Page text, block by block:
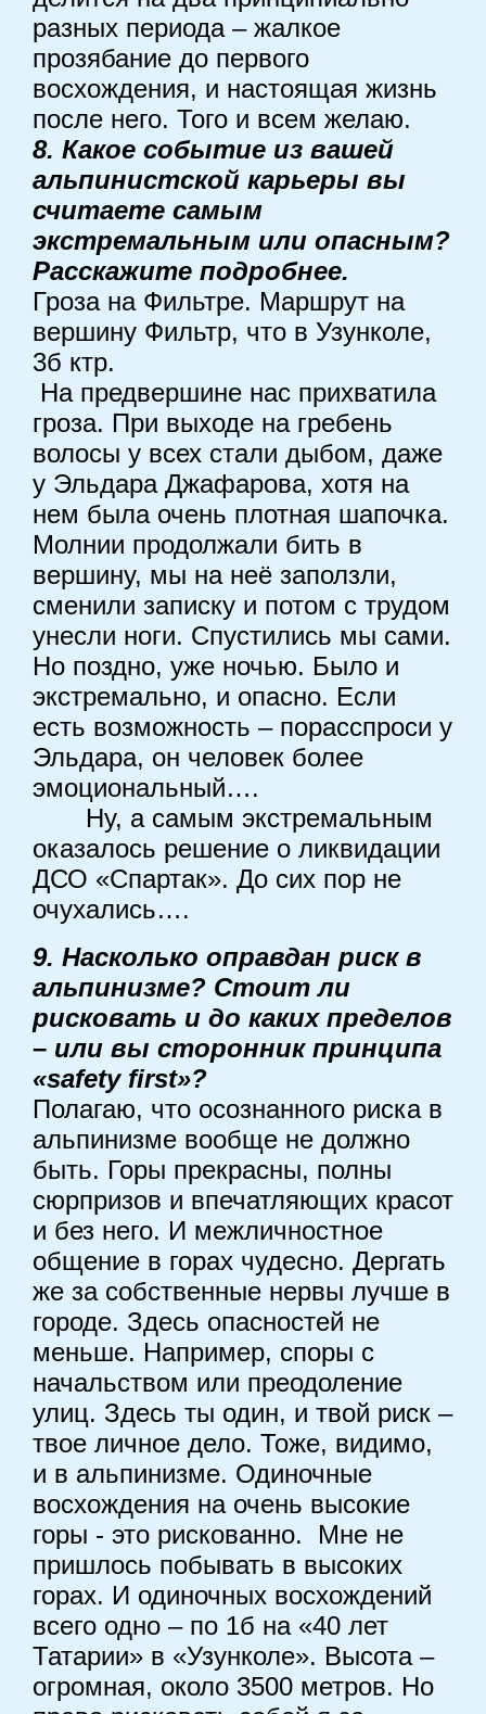
разных периода – жалкое
прозябание до первого
восхождения, и настоящая жизнь
после него. Того и всем желаю.
8. Какое событие из вашей
альпинистской карьеры вы
считаете самым
экстремальным или опасным?
Расскажите подробнее.
Гроза на Фильтре. Маршрут на
вершину Фильтр, что в Узунколе,
3б ктр.
На предвершине нас прихватила
гроза. При выходе на гребень
волосы у всех стали дыбом, даже
у Эльдара Джафарова, хотя на
нем была очень плотная шапочка.
Молнии продолжали бить в
вершину, мы на неё заползли,
сменили записку и потом с трудом
унесли ноги. Спустились мы сами.
Но поздно, уже ночью. Было и
экстремально, и опасно. Если
есть возможность – порасспроси у
Эльдара, он человек более
эмоциональный….
Ну, а самым экстремальным
оказалось решение о ликвидации
ДСО «Спартак». До сих пор не
очухались….
9. Насколько оправдан риск в
альпинизме? Стоит ли
рисковать и до каких пределов
– или вы сторонник принципа
«safety first»?
Полагаю, что осознанного риска в
альпинизме вообще не должно
быть. Горы прекрасны, полны
сюрпризов и впечатляющих красот
и без него. И межличностное
общение в горах чудесно. Дергать
же за собственные нервы лучше в
городе. Здесь опасностей не
меньше. Например, споры с
начальством или преодоление
улиц. Здесь ты один, и твой риск –
твое личное дело. Тоже, видимо,
и в альпинизме. Одиночные
восхождения на очень высокие
горы - это рискованно. Мне не
пришлось побывать в высоких
горах. И одиночных восхождений
всего одно – по 1б на «40 лет
Татарии» в «Узунколе». Высота –
огромная, около 3500 метров. Но